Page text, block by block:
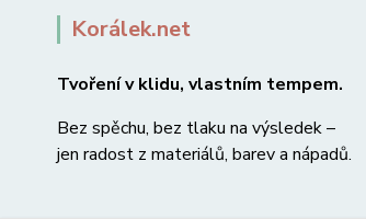
Korálek.net
Tvoření v klidu, vlastním tempem.
Bez spěchu, bez tlaku na výsledek –
jen radost z materiálů, barev a nápadů.